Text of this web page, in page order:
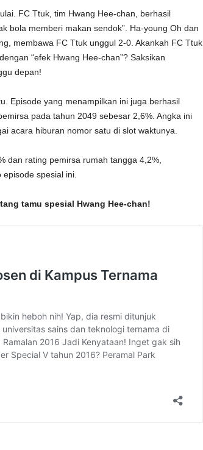
FC Ttuk, tim Hwang Hee-chan, berhasil
bola memberi makan sendok”. Ha-young Oh dan
membawa FC Ttuk unggul 2-0. Akankah FC Ttuk
“efek Hwang Hee-chan”? Saksikan
depan!
Episode yang menampilkan ini juga berhasil
pada tahun 2049 sebesar 2,6%. Angka ini
acara hiburan nomor satu di slot waktunya.
dan rating pemirsa rumah tangga 4,2%,
spesial ini.
tamu spesial Hwang Hee-chan!